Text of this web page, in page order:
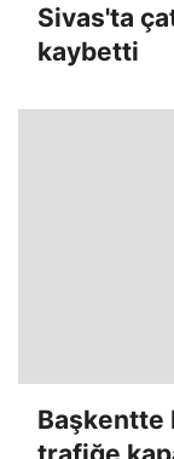
Sivas'ta
kaybetti
Başkentte